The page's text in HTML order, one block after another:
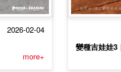
2026-02-04
more+
變種吉娃娃3